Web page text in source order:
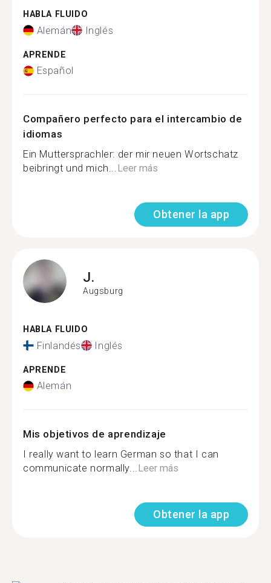
HABLA FLUIDO
Alemán Inglés
APRENDE
Español
Compañero perfecto para el intercambio de
idiomas
Ein Muttersprachler: der mir neuen Wortschatz
beibringt und mich...Leer más
Obtener la app
J.
Augsburg
HABLA FLUIDO
Finlandés Inglés
APRENDE
Alemán
Mis objetivos de aprendizaje
I really want to learn German so that I can
communicate normally...Leer más
Obtener la app